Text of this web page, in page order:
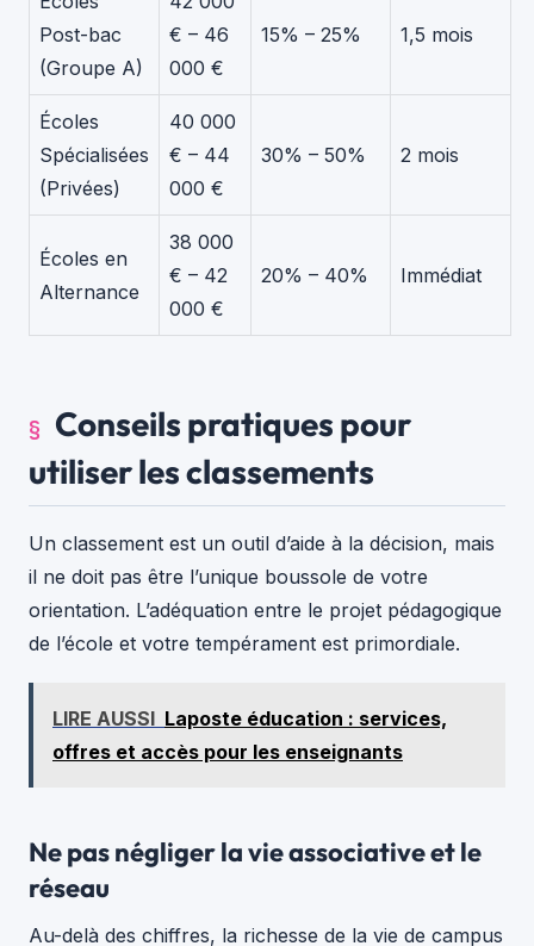
Post-bac
(Groupe A)
€ – 46
000 €
15% – 25% 1,5 mois
Écoles
Spécialisées
(Privées)
40 000
€ – 44
000 €
30% – 50% 2 mois
Écoles en
Alternance
38 000
€ – 42
000 €
20% – 40% Immédiat
Conseils pratiques pour
utiliser les classements
Un classement est un outil d’aide à la décision, mais
il ne doit pas être l’unique boussole de votre
orientation. L’adéquation entre le projet pédagogique
de l’école et votre tempérament est primordiale.
LIRE AUSSI Laposte éducation : services,
offres et accès pour les enseignants
Ne pas négliger la vie associative et le
réseau
Au-delà des chiffres, la richesse de la vie de campus